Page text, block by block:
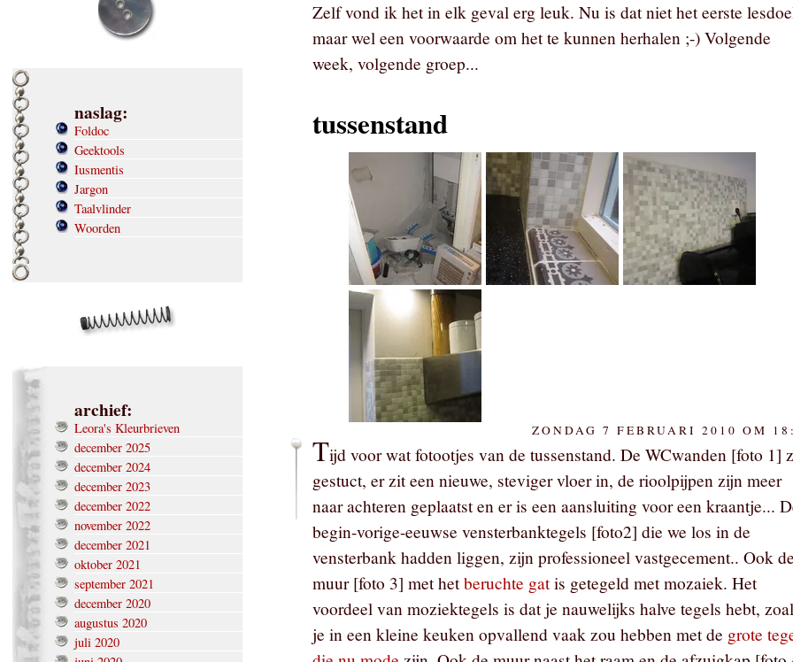
naslag:
Foldoc
Geektools
Iusmentis
Jargon
Taalvlinder
Woorden
archief:
Leora's Kleurbrieven
december 2025
december 2024
december 2023
december 2022
november 2022
december 2021
oktober 2021
september 2021
december 2020
augustus 2020
juli 2020
Zelf vond ik het in elk geval erg leuk. Nu is dat niet het eerste
maar wel een voorwaarde om het te kunnen herhalen ;-) Volgende
week, volgende groep...
tussenstand
ZONDAG 7 FEBRUARI 2010 OM
Tijd voor wat fotootjes van de tussenstand. De WCwanden [foto 1]
gestuct, er zit een nieuwe, steviger vloer in, de rioolpijpen zijn meer
naar achteren geplaatst en er is een aansluiting voor een kraantje...
begin-vorige-eeuwse vensterbanktegels [foto2] die we los in de
vensterbank hadden liggen, zijn professioneel vastgecement.. Ook de
muur [foto 3] met hetberuchte gatis getegeld met mozaiek. Het
voordeel van moziektegels is dat je nauwelijks halve tegels hebt,
je in een kleine keuken opvallend vaak zou hebben met de grote